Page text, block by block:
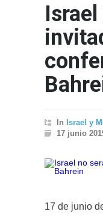
In Israel y
17 junio
17 de junio